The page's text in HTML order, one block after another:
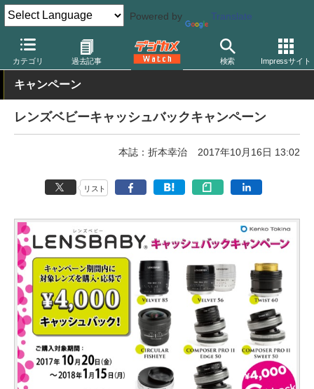
Powered by Translate
カテゴリ 過去記事 検索 Impressサイト
デジカメ Watch レンズ 交換レンズ その他
キャンペーン
レンズベビーキャッシュバックキャンペーン
本誌：折本幸治 2017年10月16日 13:02
リスト